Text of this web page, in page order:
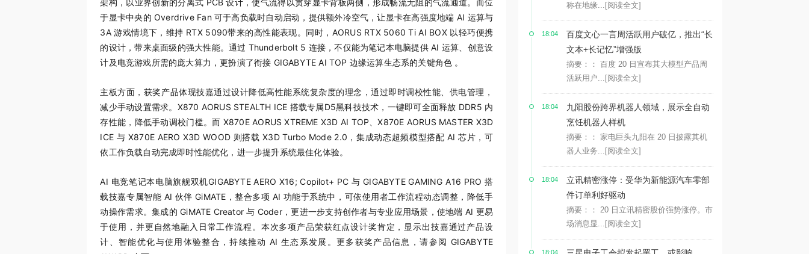
架构，以业界创新的分离式 PCB 设计，使气流得以贯穿显卡背板两侧，形成畅流无阻的气流通道。而位
于显卡中央的 Overdrive Fan 可于高负载时自动启动，提供额外冷空气，让显卡在高强度地端 AI 运算与
3A 游戏情境下，维持 RTX 5090带来的高性能表现。同时，AORUS RTX 5060 Ti AI BOX 以轻巧便携
的设计，带来桌面级的强大性能。通过 Thunderbolt 5 连接，不仅能为笔记本电脑提供 AI 运算、创意设
计及电竞游戏所需的庞大算力，更扮演了衔接 GIGABYTE AI TOP 边缘运算生态系的关键角色 。
主板方面，获奖产品体现技嘉通过设计降低高性能系统复杂度的理念，通过即时调校性能、供电管理，
减少手动设置需求。X870 AORUS STEALTH ICE 搭载专属D5黑科技技术，一键即可全面释放 DDR5 内
存性能，降低手动调校门槛。而 X870E AORUS XTREME X3D AI TOP、X870E AORUS MASTER X3D
ICE 与 X870E AERO X3D WOOD 则搭载 X3D Turbo Mode 2.0，集成动态超频模型搭配 AI 芯片，可
依工作负载自动完成即时性能优化，进一步提升系统最佳化体验。
AI 电竞笔记本电脑旗舰双机GIGABYTE AERO X16; Copilot+ PC 与 GIGABYTE GAMING A16 PRO 搭
载技嘉专属智能 AI 伙伴 GiMATE，整合多项 AI 功能于系统中，可依使用者工作流程动态调整，降低手
动操作需求。集成的 GiMATE Creator 与 Coder，更进一步支持创作者与专业应用场景，使地端 AI 更易
于使用，并更自然地融入日常工作流程。本次多项产品荣获红点设计奖肯定，显示出技嘉通过产品设
计、智能优化与使用体验整合，持续推动 AI 生态系发展。更多获奖产品信息，请参阅 GIGABYTE
称在地缘... [阅读全文]
18:04
百度文心一言周活跃用户破亿，推出“长
文本+长记忆”增强版
摘要：： 百度 20 日宣布其大模型产品周
活跃用户... [阅读全文]
18:04
九阳股份跨界机器人领域，展示全自动
烹饪机器人样机
摘要：： 家电巨头九阳在 20 日披露其机
器人业务... [阅读全文]
18:04
立讯精密涨停：受华为新能源汽车零部
件订单利好驱动
摘要：： 20 日立讯精密股价强势涨停。市
场消息显... [阅读全文]
18:04